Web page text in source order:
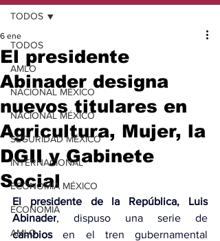
TODOS
AMLO
NACIONAL MÉXICO
NACIONAL MÉXICO
SEGURIDAD MÉXICO
INTERNACIONAL
ECONOMÍA MÉXICO
ECONOMÍA
AMLO
TODOS
El presidente
Abinader designa
nuevos titulares en
Agricultura, Mujer, la
DGII y Gabinete
Social
6 ene
El presidente de la República, Luis
Abinader
cambios en el tren gubernamental